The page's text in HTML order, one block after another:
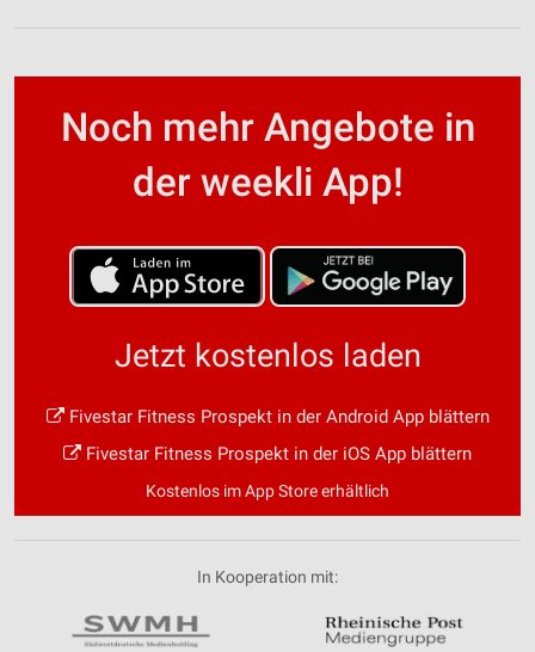
Noch mehr Angebote in
der weekli App!
Jetzt kostenlos laden
Fivestar Fitness Prospekt in der Android App blättern
Fivestar Fitness Prospekt in der iOS App blättern
Kostenlos im App Store erhältlich
In Kooperation mit: